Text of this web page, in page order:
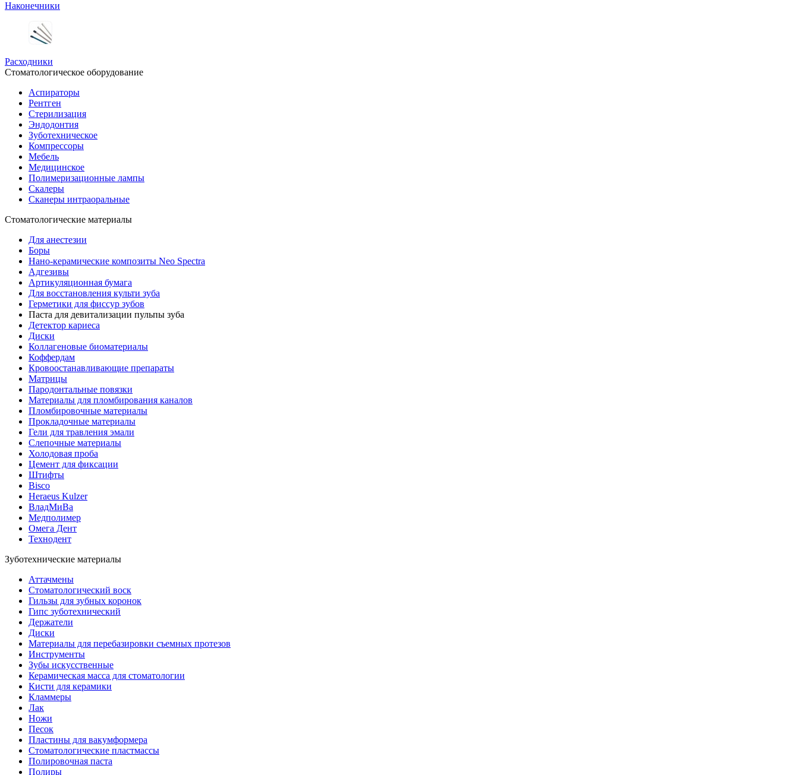
Наконечники
Расходники
Стоматологическое оборудование
Аспираторы
Рентген
Стерилизация
Эндодонтия
Зуботехническое
Компрессоры
Мебель
Медицинское
Полимеризационные лампы
Скалеры
Сканеры интраоральные
Стоматологические материалы
Для анестезии
Боры
Нано-керамические композиты Neo Spectra
Адгезивы
Артикуляционная бумага
Для восстановления культи зуба
Герметики для фиссур зубов
Паста для девитализации пульпы зуба
Детектор кариеса
Диски
Коллагеновые биоматериалы
Коффердам
Кровоостанавливающие препараты
Матрицы
Пародонтальные повязки
Материалы для пломбирования каналов
Пломбировочные материалы
Прокладочные материалы
Гели для травления эмали
Слепочные материалы
Холодовая проба
Цемент для фиксации
Штифты
Bisco
Heraeus Kulzer
ВладМиВа
Медполимер
Омега Дент
Технодент
Зуботехнические материалы
Аттачмены
Стоматологический воск
Гильзы для зубных коронок
Гипс зуботехнический
Держатели
Диски
Материалы для перебазировки съемных протезов
Инструменты
Зубы искусственные
Керамическая масса для стоматологии
Кисти для керамики
Кламмеры
Лак
Ножи
Песок
Пластины для вакумформера
Стоматологические пластмассы
Полировочная паста
Полиры